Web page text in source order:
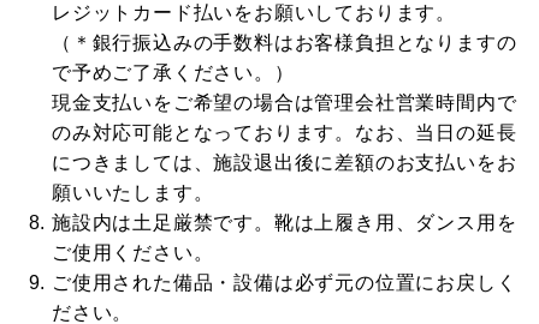
レジットカード払いをお願いしております。
（＊銀行振込みの手数料はお客様負担となりますの
で予めご了承ください。）
現金支払いをご希望の場合は管理会社営業時間内で
のみ対応可能となっております。なお、当日の延長
につきましては、施設退出後に差額のお支払いをお
願いいたします。
施設内は土足厳禁です。靴は上履き用、ダンス用を
ご使用ください。
ご使用された備品・設備は必ず元の位置にお戻しく
ださい。